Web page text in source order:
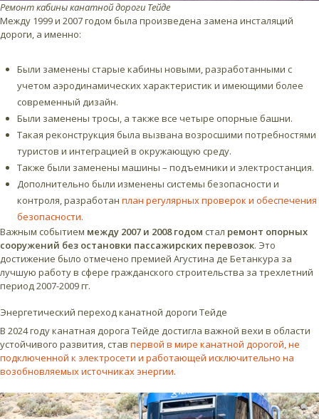
Ремонт кабины канатной дороги Тейде
Между 1999 и 2007 годом была произведена замена инсталяций
дороги, а именно:
Были заменены старые кабины новыми, разработанными с
учетом аэродинамических характеристик и имеющими более
современный дизайн.
Были заменены тросы, а также все четыре опорные башни.
Такая реконструкция была вызвана возросшими потребностями
туристов и интеграцией в окружающую среду.
Также были заменены машины – подъемники и электростанция.
Дополнительно были изменены системы безопасности и
контроля, разработан план регулярных проверок и обеспечения
безопасности.
Важным событием между 2007 и 2008 годом стал ремонт опорных
сооружений без остановки пассажирских перевозок. Это
достижение было отмечено премией Агустина де Бетанкура за
лучшую работу в сфере гражданского строительства за трехлетний
период 2007-2009 гг.
Энергетический переход канатной дороги Тейде
В 2024 году канатная дорога Тейде достигла важной вехи в области
устойчивого развития, став первой в мире канатной дорогой, не
подключенной к электросети и работающей исключительно на
возобновляемых источниках энергии.